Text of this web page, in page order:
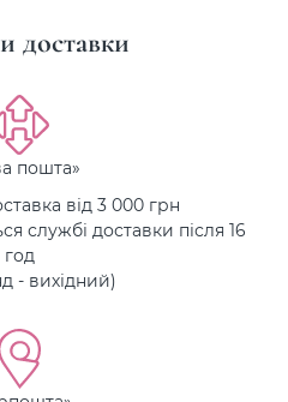
доставки
пошта»
від 3 000 грн
службі доставки після 16
год
- вихідний)